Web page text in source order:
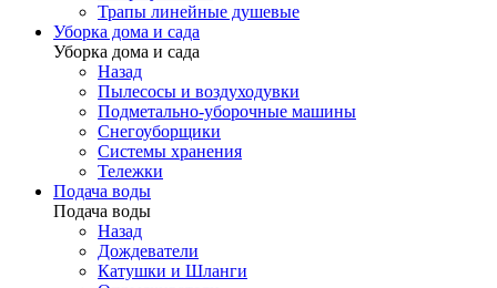
Трапы линейные душевые
Уборка дома и сада
Уборка дома и сада
Назад
Пылесосы и воздуходувки
Подметально-уборочные машины
Снегоуборщики
Системы хранения
Тележки
Подача воды
Подача воды
Назад
Дождеватели
Катушки и Шланги